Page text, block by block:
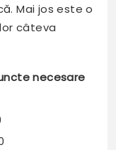
Mai jos este o
câteva
necesare